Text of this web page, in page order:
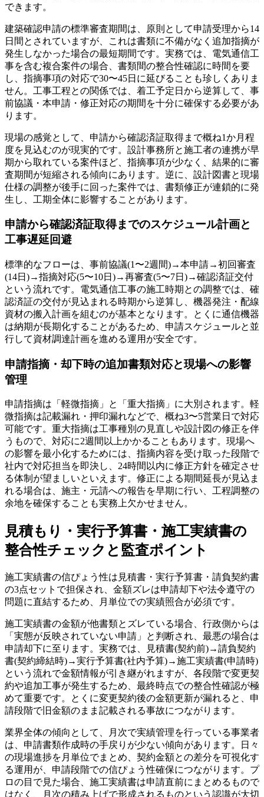
できます。
建築確認申請の標準審査期間は、原則として申請受理から14
日間とされていますが、これは書類に不備がなく追加指摘が
発生しなかった場合の最短期間です。実務では、電気通信工
事を含む複合案件の場合、書類間の整合性確認に時間を要
し、指摘事項の対応で30〜45日に延びることも珍しくありま
せん。工事工程との関係では、着工予定日から逆算して、事
前協議・本申請・修正対応の期間を十分に確保する必要があ
ります。
現場の感覚として、申請から確認済証取得まで概ね1か月程
度を見込むのが現実的です。設計事務所と施工者の連携が早
期から取れている案件ほど、指摘事項が少なく、結果的に審
査期間が短縮される傾向にあります。逆に、設計図書と現場
仕様の調整が後手に回った案件では、書類修正が連鎖的に発
生し、工期全体に影響することがあります。
申請から確認済証取得までのスケジュール計画と
工事遅延回避
標準的なフローは、事前協議(1〜2週間)→本申請→初回審査
(14日)→指摘対応(5〜10日)→再審査(5〜7日)→確認済証交付
という流れです。電気通信工事の施工時期との調整では、確
認済証の交付が見込まれる時期から逆算し、機器発注・配線
資材の搬入計画を組むのが基本となります。とくに通信機器
は納期が長期化することがあるため、申請スケジュールと並
行して資材調達計画を進める運用が安全です。
申請指摘・却下時の追加書類対応と現場への影響
管理
申請指摘は「軽微指摘」と「重大指摘」に大別されます。軽
微指摘は記載漏れ・押印漏れなどで、概ね3〜5営業日で対応
可能です。重大指摘は工事種別の見直しや設計図の修正を伴
うもので、対応に2週間以上かかることもあります。現場へ
の影響を最小化するためには、指摘内容を受け取った段階で
社内で対応担当を即決し、24時間以内に修正方針を確定させ
る体制が望ましいといえます。修正による期間延長が見込ま
れる場合は、施主・元請への報告を早期に行い、工程調整の
余地を確保することも実務上欠かせません。
見積もり・実行予算書・施工実績書の
整合性チェックと監査ポイント
施工実績書の信ぴょう性は見積書・実行予算書・請負契約書
の3点セットで担保され、金額ズレは申請却下や法令遵守の
問題に直結するため、月単位での実績照合が必須です。
施工実績書の金額が他書類とズレている場合、行政側からは
「実態が反映されていない申請」と判断され、最悪の場合は
申請却下に至ります。実務では、見積書(契約前)→請負契約
書(契約締結時)→実行予算書(社内予算)→施工実績書(申請時)
という流れで金額情報が引き継がれますが、各段階で変更契
約や追加工事が発生するため、最終時点での整合性確認が極
めて重要です。とくに変更契約後の金額更新が漏れると、申
請段階で旧金額のまま記載される事故につながります。
業界全体の傾向として、月次で実績管理を行っている事業者
は、申請書類作成時の手戻りが少ない傾向があります。日々
の現場進捗を月単位でまとめ、契約金額との差分を可視化す
る運用が、申請段階での信ぴょう性確保につながります。プ
ロの目で見た場合、施工実績書は申請直前にまとめるもので
はなく、月次の積み上げで形成されるものという認識が大切